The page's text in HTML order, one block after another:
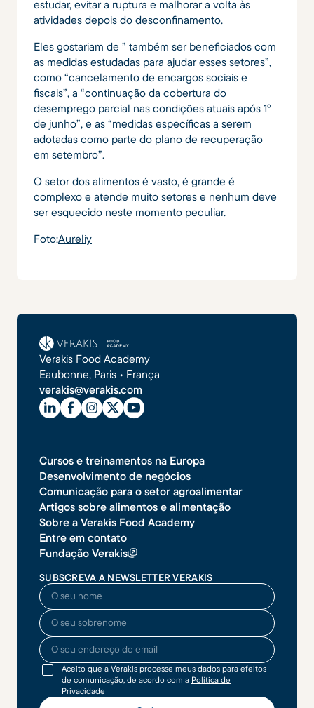
estudar, evitar a ruptura e malhorar a volta às
atividades depois do desconfinamento.
Eles gostariam de ” também ser beneficiados com
as medidas estudadas para ajudar esses setores”,
como “cancelamento de encargos sociais e
fiscais”, a “continuação da cobertura do
desemprego parcial nas condições atuais após 1º
de junho”, e as “medidas específicas a serem
adotadas como parte do plano de recuperação
em setembro”.
O setor dos alimentos é vasto, é grande é
complexo e atende muito setores e nenhum deve
ser esquecido neste momento peculiar.
Foto:Aureliy
Verakis Food Academy
Eaubonne, Paris • França
verakis@verakis.com
Cursos e treinamentos na Europa
Desenvolvimento de negócios
Comunicação para o setor agroalimentar
Artigos sobre alimentos e alimentação
Sobre a Verakis Food Academy
Entre em contato
Fundação Verakis
SUBSCREVA A NEWSLETTER VERAKIS
O seu nome
O seu sobrenome
O seu endereço de email
Aceito que a Verakis processe meus dados para efeitos
de comunicação, de acordo com a Política de
Privacidade